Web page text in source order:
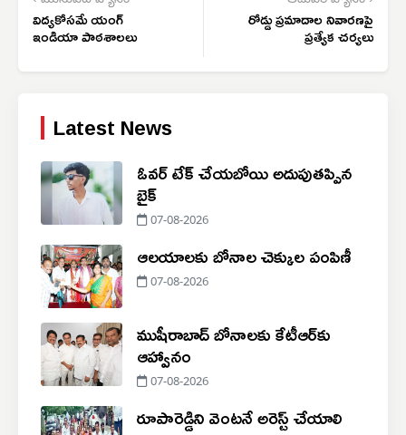
విద్యకోసమే యంగ్
ఇండియా పాఠశాలలు
రోడ్డు ప్రమాదాల నివారణపై
ప్రత్యేక చర్యలు
Latest News
ఓవర్ టేక్ చేయబోయి అదుపుతప్పిన
బైక్
07-08-2026
ఆలయాలకు బోనాల చెక్కుల పంపిణీ
07-08-2026
ముషీరాబాద్ బోనాలకు కేటీఆర్‌కు
ఆహ్వానం
07-08-2026
రూపారెడ్డిని వెంటనే అరెస్ట్ చేయాలి